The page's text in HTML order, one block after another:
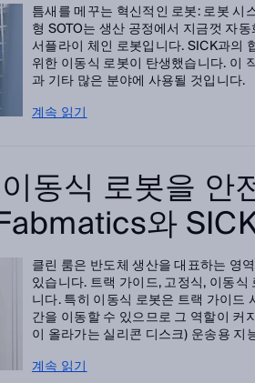
틈새를 메꾸는 혁신적인 로봇: 로봇
형 SOTO는 생산 공정에서 지금껏 자
서플라이 체인 로봇입니다. SICK과의
위한 이동식 로봇이 탄생했습니다. 이
과 기타 많은 분야에 사용될 것입니다.
계속 읽기
동식 로봇을 안
와
클린 룸은 반도체 생산을 대표하는 영
있습니다. 트랙 가이드, 고정식, 이동
니다. 특히 이동식 로봇은 트랙 가이드
간을 이동할 수 있으므로 그 역할이 커
이 올라가는 실리콘 디스크) 운송용 지
계속 읽기